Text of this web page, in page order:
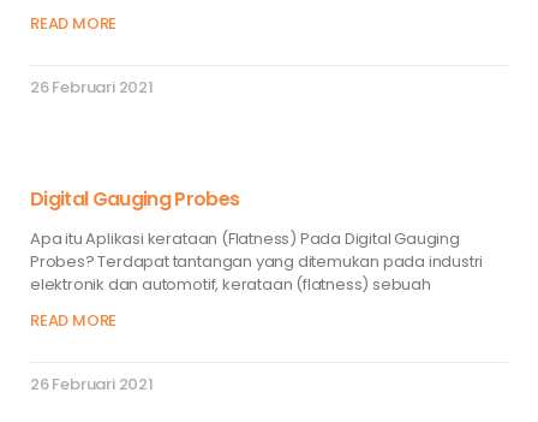
READ MORE
26 Februari 2021
Digital Gauging Probes
Apa itu Aplikasi kerataan (Flatness) Pada Digital Gauging
Probes? Terdapat tantangan yang ditemukan pada industri
elektronik dan automotif, kerataan (flatness) sebuah
READ MORE
26 Februari 2021